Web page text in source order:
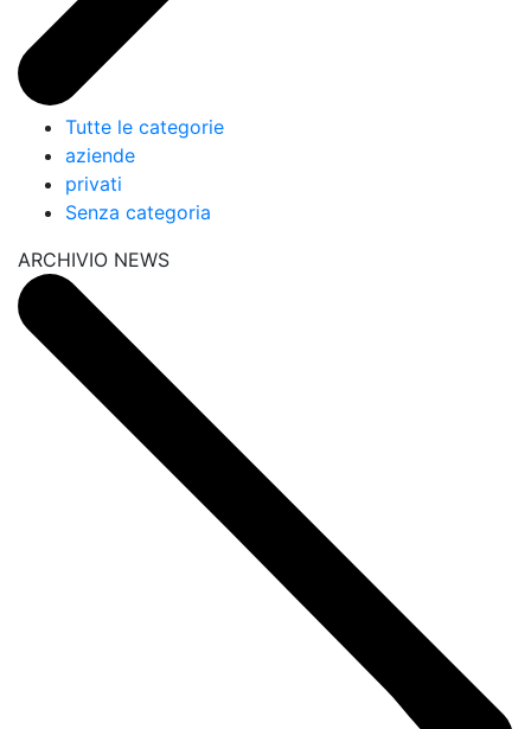
Tutte le categorie
aziende
privati
Senza categoria
ARCHIVIO NEWS